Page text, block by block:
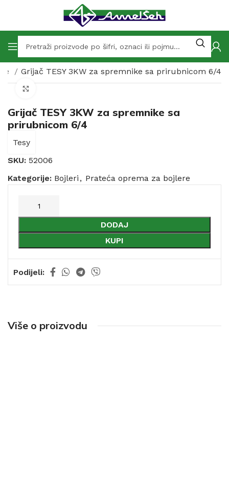
Grijač TESY 3KW za spremnike sa prirubnicom 6/4
Grijač TESY 3KW za spremnike sa
prirubnicom 6/4
Tesy
SKU: 52006
Kategorije: Bojleri , Prateća oprema za bojlere
DODAJ
KUPI
Podijeli:
Više o proizvodu